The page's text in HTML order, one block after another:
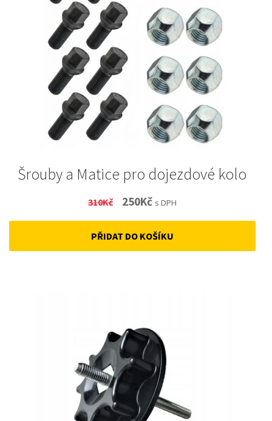
Šrouby a Matice pro dojezdové kolo
310Kč
Original
price
was:
250KčCurrent
price
is:
s DPH
PŘIDAT DO KOŠÍKU